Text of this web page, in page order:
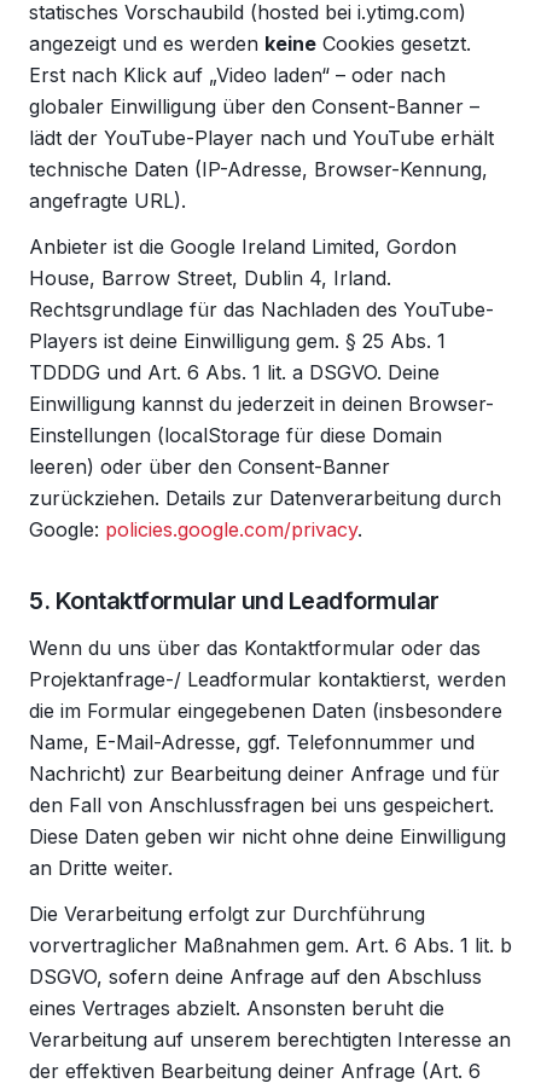
statisches Vorschaubild (hosted bei i.ytimg.com)
angezeigt und es werden keine Cookies gesetzt.
Erst nach Klick auf „Video laden“ – oder nach
globaler Einwilligung über den Consent-Banner –
lädt der YouTube-Player nach und YouTube erhält
technische Daten (IP-Adresse, Browser-Kennung,
angefragte URL).
Anbieter ist die Google Ireland Limited, Gordon
House, Barrow Street, Dublin 4, Irland.
Rechtsgrundlage für das Nachladen des YouTube-
Players ist deine Einwilligung gem. § 25 Abs. 1
TDDDG und Art. 6 Abs. 1 lit. a DSGVO. Deine
Einwilligung kannst du jederzeit in deinen Browser-
Einstellungen (localStorage für diese Domain
leeren) oder über den Consent-Banner
zurückziehen. Details zur Datenverarbeitung durch
Google: policies.google.com/privacy.
5. Kontaktformular und Leadformular
Wenn du uns über das Kontaktformular oder das
Projektanfrage-/ Leadformular kontaktierst, werden
die im Formular eingegebenen Daten (insbesondere
Name, E-Mail-Adresse, ggf. Telefonnummer und
Nachricht) zur Bearbeitung deiner Anfrage und für
den Fall von Anschlussfragen bei uns gespeichert.
Diese Daten geben wir nicht ohne deine Einwilligung
an Dritte weiter.
Die Verarbeitung erfolgt zur Durchführung
vorvertraglicher Maßnahmen gem. Art. 6 Abs. 1 lit. b
DSGVO, sofern deine Anfrage auf den Abschluss
eines Vertrages abzielt. Ansonsten beruht die
Verarbeitung auf unserem berechtigten Interesse an
der effektiven Bearbeitung deiner Anfrage (Art. 6